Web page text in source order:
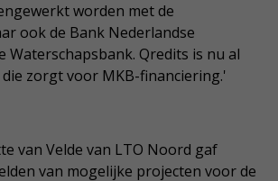
worden met de
ook de Bank Nederlandse
Waterschapsbank. Qredits is nu al
zorgt voor MKB-financiering.'
van Velde van LTO Noord gaf
van mogelijke projecten voor de